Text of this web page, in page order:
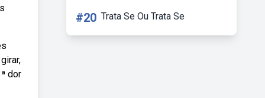
dor
#20 Trata Se Ou Trata Se